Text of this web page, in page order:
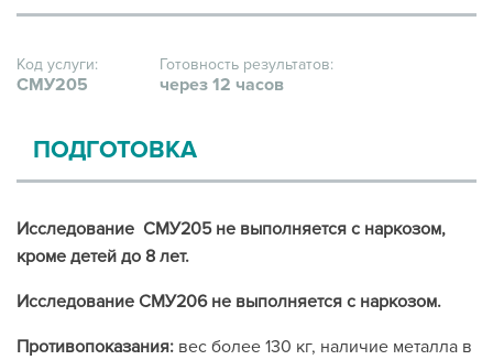
Код услуги:
СМУ205
Готовность результатов:
через 12 часов
ПОДГОТОВКА
Исследование СМУ205 не выполняется с наркозом,
кроме детей до 8 лет.
Исследование СМУ206 не выполняется с наркозом.
Противопоказания: вес более 130 кг, наличие металла в